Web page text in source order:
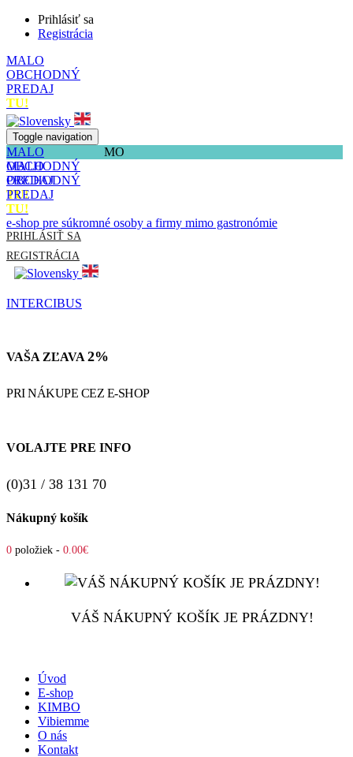
Prihlásiť sa
Registrácia
MALO
OBCHODNÝ
PREDAJ
TU!
Toggle navigation
MALO
OBCHODNÝ
PREDAJ
TU!
MO
MALO
OBCHODNÝ
PREDAJ
TU!
e-shop pre súkromné osoby a firmy mimo gastronómie
PRIHLÁSIŤ SA
REGISTRÁCIA
INTERCIBUS
VAŠA ZĽAVA 2%
PRI NÁKUPE CEZ E-SHOP
VOLAJTE PRE INFO
(0)31 / 38 131 70
Nákupný košík
0 položiek - 0.00€
VÁŠ NÁKUPNÝ KOŠÍK JE PRÁZDNY!
Úvod
E-shop
KIMBO
Vibiemme
O nás
Kontakt